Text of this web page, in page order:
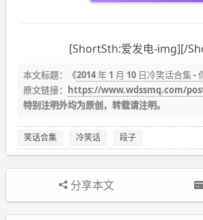
[ShortSth:爱发电-img][/
本文标题：《2014 年 1 月 10 日冷笑话合集 -
原文链接： https://www.wdssmq.com/
特别注明外均为原创，转载请注明。
笑话合集 冷笑话 段子
分享本文